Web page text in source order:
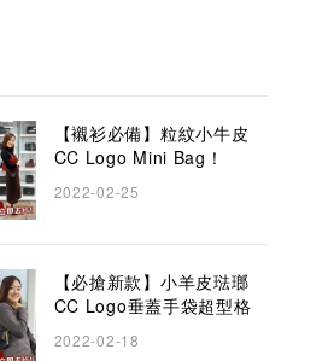
【襯衫必備】粒紋小牛皮
CC Logo Mini Bag！
2022-02-25
【必搶新款】小羊皮琺瑯
CC Logo垂蓋手袋超型格
2022-02-18